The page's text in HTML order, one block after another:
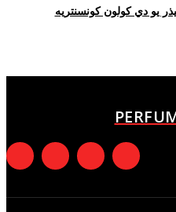
يو دي كولون كونسنتريه